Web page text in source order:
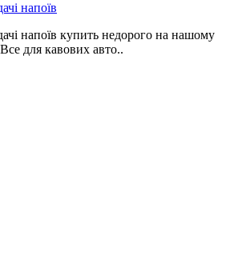
напоїв
напоїв купить недорого на нашому
для кавових авто..